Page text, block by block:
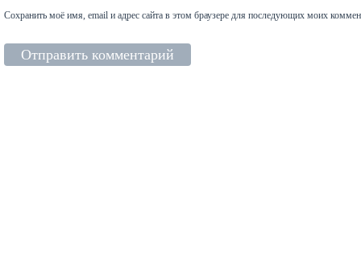
Сохранить моё имя, email и адрес сайта в этом браузере для последующих моих